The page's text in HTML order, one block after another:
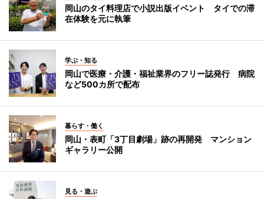
岡山のタイ料理店で小説出版イベント タイでの滞
在体験を元に執筆
学ぶ・知る
岡山で医療・介護・福祉業界のフリー誌発行 病院
など500カ所で配布
暮らす・働く
岡山・表町「3丁目劇場」跡の再開発 マンション
ギャラリー公開
見る・遊ぶ